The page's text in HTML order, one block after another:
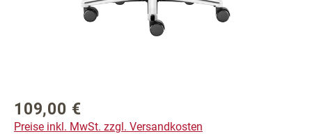
Regulärer Preis:
109,00 €
Preise inkl. MwSt. zzgl. Versandkosten